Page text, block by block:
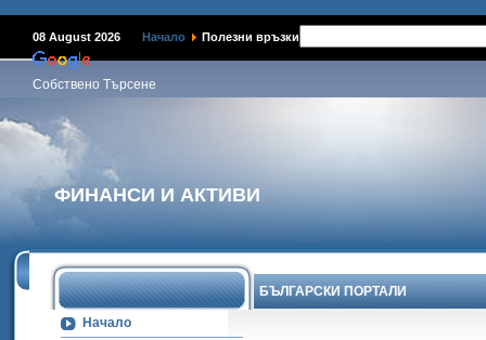
08 August 2026 Начало Полезни връзки
Собствено Търсене
ФИНАНСИ И АКТИВИ
Начало
БЪЛГАРСКИ ПОРТАЛИ